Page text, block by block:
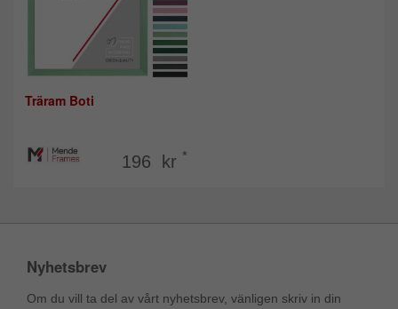
Träram Boti
196 kr *
Nyhetsbrev
Om du vill ta del av vårt nyhetsbrev, vänligen skriv in din